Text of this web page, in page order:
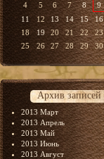
4
5 6 7 8 9
11
12 13 14 15 16
18
19 20 21 22 23
25
26 27 28 29 30
Архив записей
2013 Март
2013 Апрель
2013 Май
2013 Июнь
2013 Август